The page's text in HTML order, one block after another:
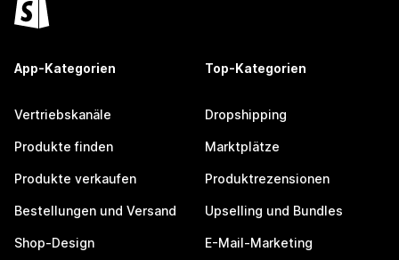
App-Kategorien
Vertriebskanäle
Produkte finden
Produkte verkaufen
Bestellungen und Versand
Shop-Design
Top-Kategorien
Dropshipping
Marktplätze
Produktrezensionen
Upselling und Bundles
E-Mail-Marketing